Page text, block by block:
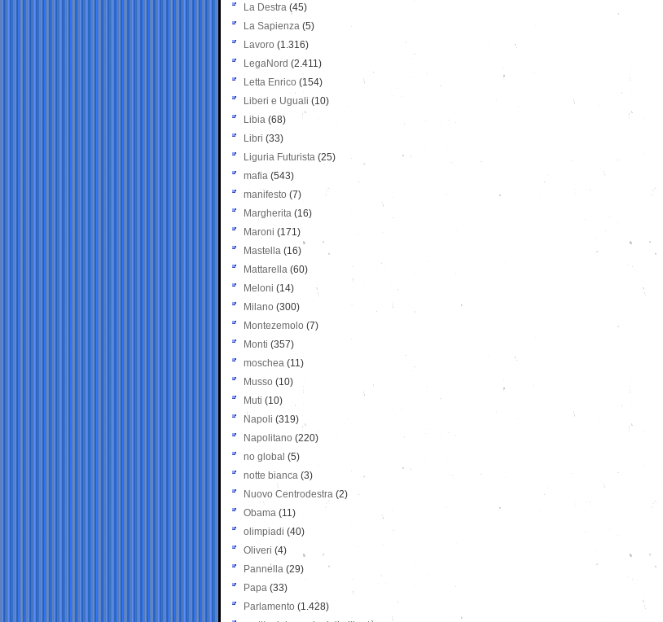
La Destra (45)
La Sapienza (5)
Lavoro (1.316)
LegaNord (2.411)
Letta Enrico (154)
Liberi e Uguali (10)
Libia (68)
Libri (33)
Liguria Futurista (25)
mafia (543)
manifesto (7)
Margherita (16)
Maroni (171)
Mastella (16)
Mattarella (60)
Meloni (14)
Milano (300)
Montezemolo (7)
Monti (357)
moschea (11)
Musso (10)
Muti (10)
Napoli (319)
Napolitano (220)
no global (5)
notte bianca (3)
Nuovo Centrodestra (2)
Obama (11)
olimpiadi (40)
Oliveri (4)
Pannella (29)
Papa (33)
Parlamento (1.428)